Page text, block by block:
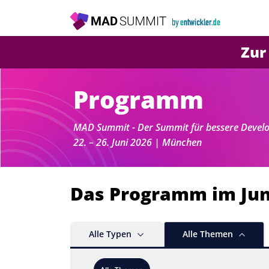
Programm
MAD Summit - Der Summit für bessere
22. – 26. Juni 2026 | München
Das Programm im
Alle Typen Alle Themen